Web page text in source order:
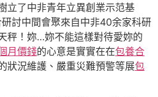
立了中非青年立異創業示范基
討中間會聚來自中非40余家科研
秤！妳…妳不能這樣對待愛妳的
月價錢的心意是實實在在包養合
狀況維護、嚴重災難預警等展包